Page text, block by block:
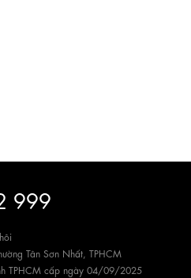
999
Tân Sơn Nhất, TPHCM
TPHCM cấp ngày 04/09/2025